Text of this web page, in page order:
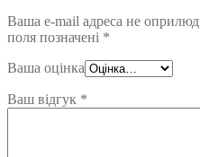
Ваша e-mail адреса не
поля позначені *
Ваша оцінка
Ваш відгук *